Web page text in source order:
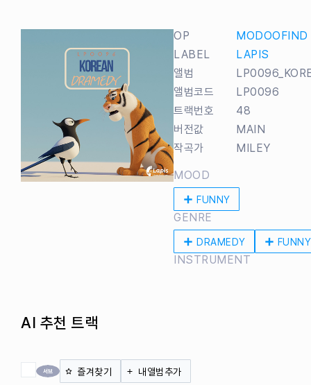
OP
MODOOFIND
LABEL
LAPIS
앨범
앨범코드
LP0096
트랙번호
48
버전값
MAIN
작곡가
MILEY
MOOD
FUNNY
GENRE
DRAMEDY FUNNY
INSTRUMENT
AI 추천 트랙
전체 체크 즐겨찾기 내앨범추가